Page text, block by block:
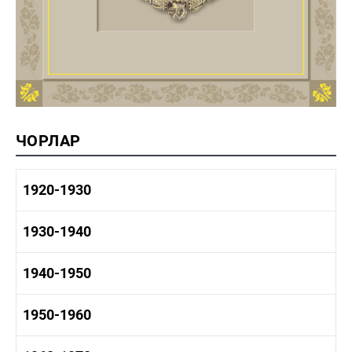
ЧОРЛАР
1920-1930
1920-1930 тарих
1930-1940
1930-1940 тарих
1940-1950
1940-1950 тарих
1950-1960